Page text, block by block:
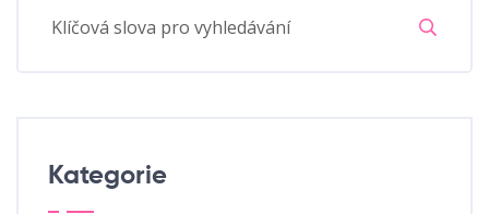
Kategorie